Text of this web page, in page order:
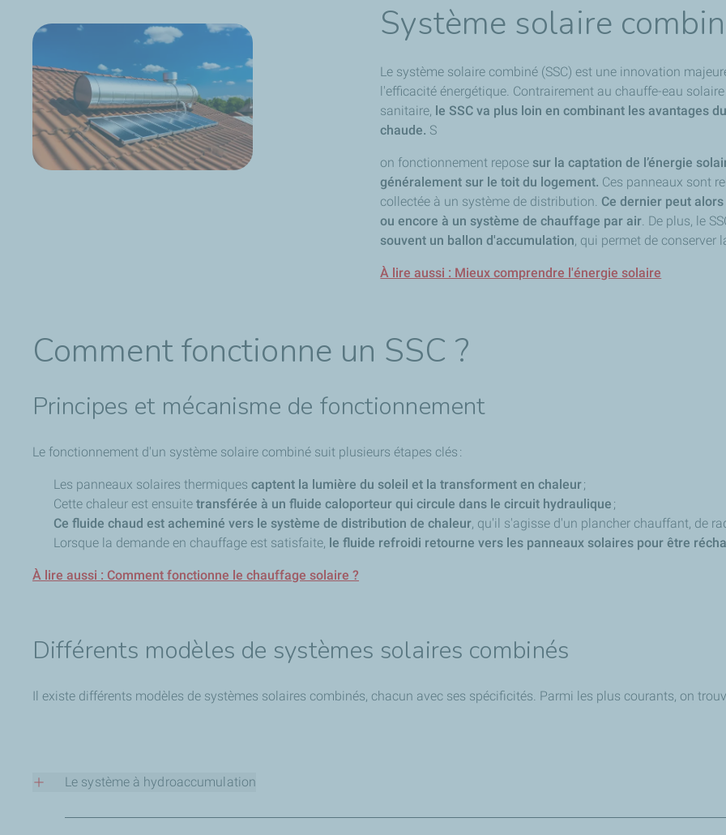
Système solaire
Le système solaire combiné (SSC) est une innovation
l'efficacité énergétique. Contrairement au chauffe-eau
sanitaire, le SSC va plus loin en combinant les avantages
chaude. S
on fonctionnement repose sur la captation de l’énergie
généralement sur le toit du logement. Ces panneaux sont
collectée à un système de distribution. Ce dernier peut
ou encore à un système de chauffage par air . De plus, le
souvent un ballon d'accumulation, qui permet de conserver
À lire aussi : Mieux comprendre l'énergie solaire
Comment fonctionne un SSC ?
Principes et mécanisme de fonctionnement
Le fonctionnement d'un système solaire combiné suit plusieurs étapes clés :
Les panneaux solaires thermiques captent la lumière du soleil et la transforment en chaleur;
Cette chaleur est ensuite transférée à un fluide caloporteur qui circule dans le circuit hydraulique ;
Ce fluide chaud est acheminé vers le système de distribution de chaleur, qu'il s'agisse d'un plancher chauffant, de
Lorsque la demande en chauffage est satisfaite, le fluide refroidi retourne vers les panneaux solaires pour être
À lire aussi : Comment fonctionne le chauffage solaire ?
Différents modèles de systèmes solaires combinés
Il existe différents modèles de systèmes solaires combinés, chacun avec ses spécificités. Parmi les plus courants, on
Le système à hydroaccumulation
Ce modèle intègre un ballon d'accumulation où la chaleur est stockée pour une utilisation ultérieure. Il permet de fournir